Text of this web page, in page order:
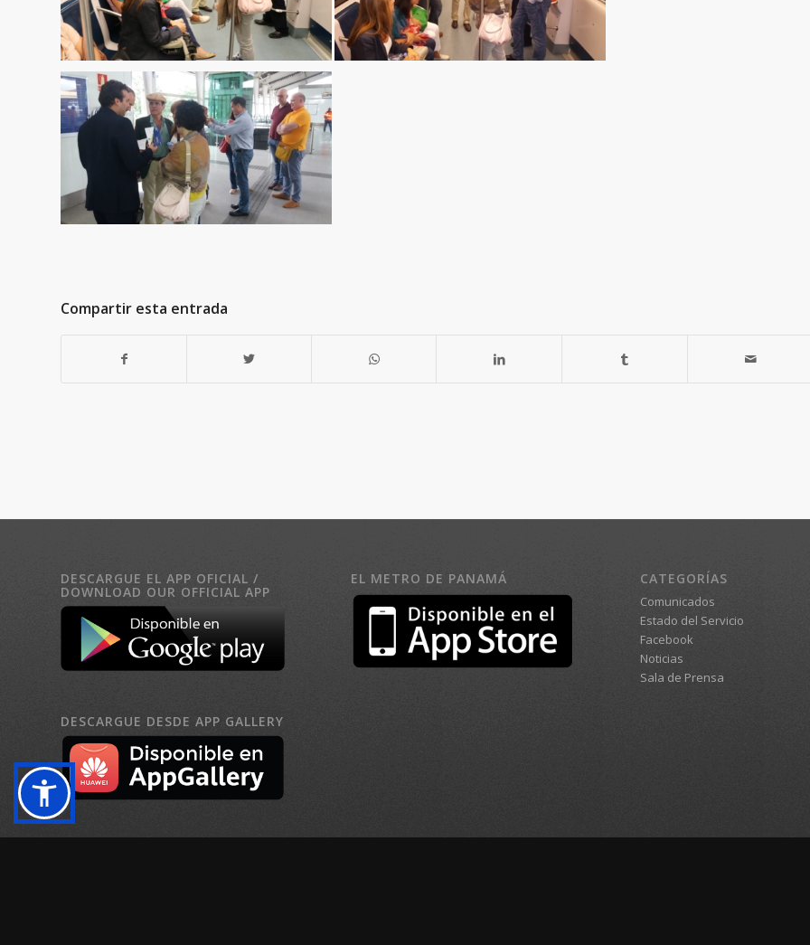
Compartir esta entrada
DESCARGUE EL APP OFICIAL /
DOWNLOAD OUR OFFICIAL APP
DESCARGUE DESDE APP GALLERY
EL METRO DE PANAMÁ CATEGORÍAS
Comunicados
Estado del Servicio
Facebook
Noticias
Sala de Prensa